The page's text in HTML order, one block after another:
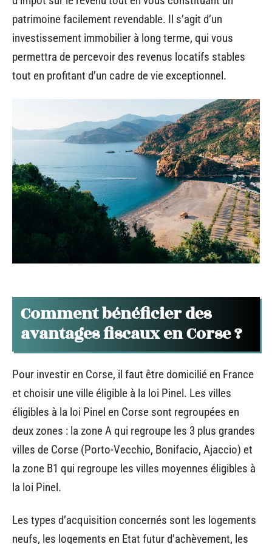
patrimoine facilement revendable. Il s’agit d’un
investissement immobilier à long terme, qui vous
permettra de percevoir des revenus locatifs stables
tout en profitant d’un cadre de vie exceptionnel.
Comment bénéficier des
avantages fiscaux en Corse ?
Pour investir en Corse, il faut être domicilié en France
et choisir une ville éligible à la loi Pinel. Les villes
éligibles à la loi Pinel en Corse sont regroupées en
deux zones : la zone A qui regroupe les 3 plus grandes
villes de Corse (Porto-Vecchio, Bonifacio, Ajaccio) et
la zone B1 qui regroupe les villes moyennes éligibles à
la loi Pinel.
Les types d’acquisition concernés sont les logements
neufs, les logements en Etat futur d’achèvement, les